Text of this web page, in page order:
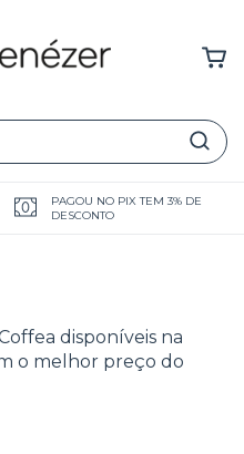
PAGOU NO PIX TEM 3% DE
DESCONTO
disponíveis na
o melhor preço do